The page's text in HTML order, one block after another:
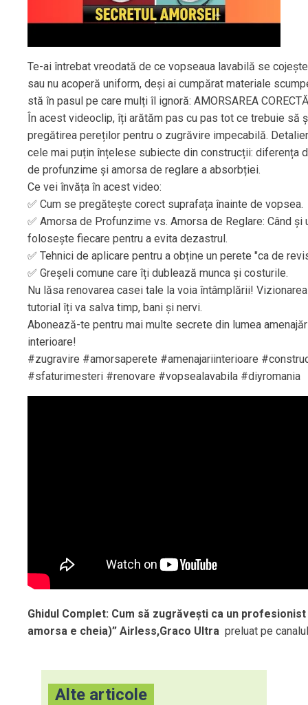
Te-ai întrebat vreodată de ce vopseaua lavabilă se
sau nu acoperă uniform, deși ai cumpărat materiale
stă în pasul pe care mulți îl ignoră: AMORSAREA
În acest videoclip, îți arătăm pas cu pas tot ce trebuie să
pregătirea pereților pentru o zugrăvire impecabilă.
cele mai puțin înțelese subiecte din construcții: diferența
de profunzime și amorsa de reglare a absorbției.
Ce vei învăța în acest video:
✅ Cum se pregătește corect suprafața înainte de vopsea.
✅ Amorsa de Profunzime vs. Amorsa de Reglare: Când și
folosește fiecare pentru a evita dezastrul.
✅ Tehnici de aplicare pentru a obține un perete "ca de
✅ Greșeli comune care îți dublează munca și costurile.
Nu lăsa renovarea casei tale la voia întâmplării!
tutorial îți va salva timp, bani și nervi.
Abonează-te pentru mai multe secrete din lumea
interioare!
#zugravire #amorsaperete #amenajariinterioare
#sfaturimesteri #renovare #vopsealavabila #diyromania
Ghidul Complet: Cum să zugrăvești ca un
amorsa e cheia)” Airless,Graco Ultra preluat pe
Alte articole